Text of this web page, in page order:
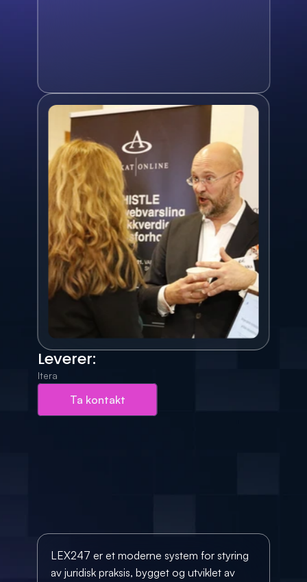
Leverer:
Itera
Ta kontakt
LEX247 er et moderne system for styring
av juridisk praksis, bygget og utviklet av